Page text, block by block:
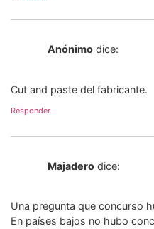
Anónimo dice:
Cut and paste del fabricante.
Responder
Majadero dice:
Una pregunta que concurso
En países bajos no hubo